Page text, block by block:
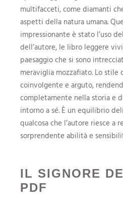
multifacceti, come diamanti
aspetti della natura umana.
impressionante è stato l’uso
dell’autore, le libro leggere
paesaggio che si sono
meraviglia mozzafiato. Lo stile
coinvolgente e arguto,
completamente nella storia e
intorno a sé. È un equilibrio
qualcosa che l’autore riesce a
sorprendente abilità e
IL SIGNORE
PDF